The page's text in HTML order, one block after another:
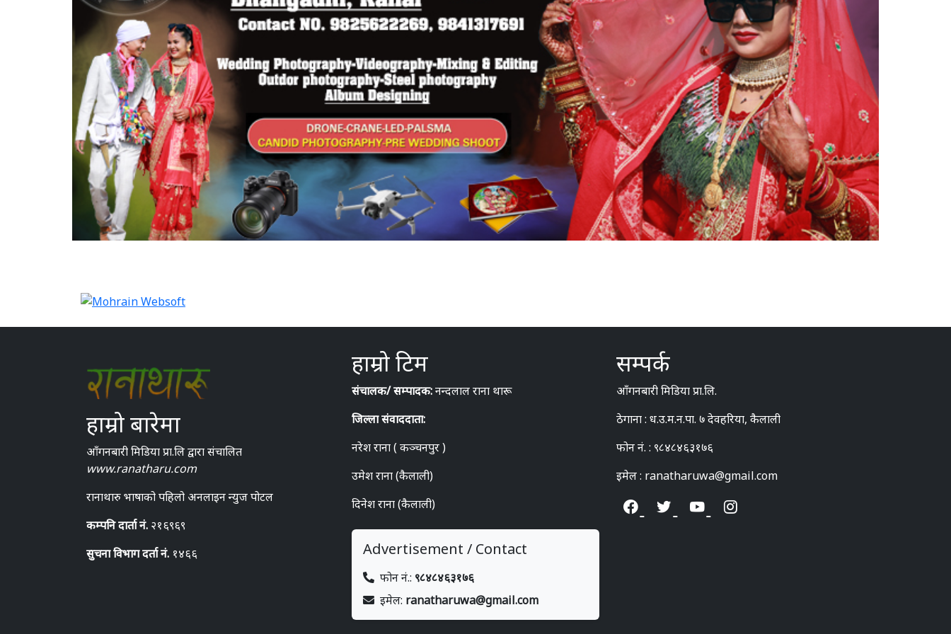
हाम्रो बारेमा
आँगनबारी मिडिया प्रा.लि द्वारा संचालित
www.ranatharu.com
रानाथारु भाषाको पहिलो अनलाइन न्युज पोटल
कम्पनि दार्ता नं. २१६९६९
सुचना विभाग दर्ता नं. १४६६
हाम्रो टिम
संचालक/ सम्पादक:नन्दलाल राना थारू
जिल्ला संवाददाता:
नरेश राना ( कञ्चनपुर )
उमेश राना (कैलाली)
दिनेश राना (कैलाली)
Advertisement / Contact
फोन नं.: ९८४८४६३१७६
इमेल: ranatharuwa@gmail.com
सम्पर्क
आँगनबारी मिडिया प्रा.लि.
ठेगाना : ध.उ.म.न.पा. ७ देवहरिया, कैलाली
फोन नं. : ९८४८४६३१७६
इमेल : ranatharuwa@gmail.com